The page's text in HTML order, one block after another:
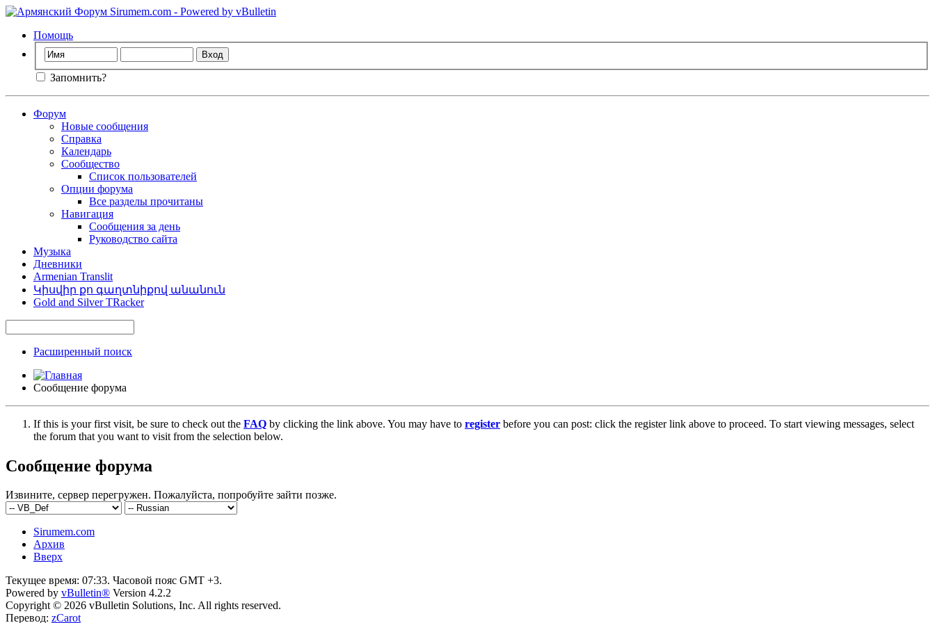
Помощь
Запомнить?
Форум
Новые сообщения
Справка
Календарь
Сообщество
Список пользователей
Опции форума
Все разделы прочитаны
Навигация
Сообщения за день
Руководство сайта
Музыка
Дневники
Armenian Translit
Կիսվիր քո գաղտնիքով անանուն
Gold and Silver TRacker
Расширенный поиск
Сообщение форума
If this is your first visit, be sure to check out the FAQ by clicking the link above. You may have to register before you can post: click the register link above to proceed. To start viewing messages, select
the forum that you want to visit from the selection below.
Сообщение форума
Извините, сервер перегружен. Пожалуйста, попробуйте зайти позже.
Sirumem.com
Архив
Вверх
Текущее время: 07:33. Часовой пояс GMT +3.
Powered by vBulletin® Version 4.2.2
Copyright © 2026 vBulletin Solutions, Inc. All rights reserved.
Перевод: zCarot